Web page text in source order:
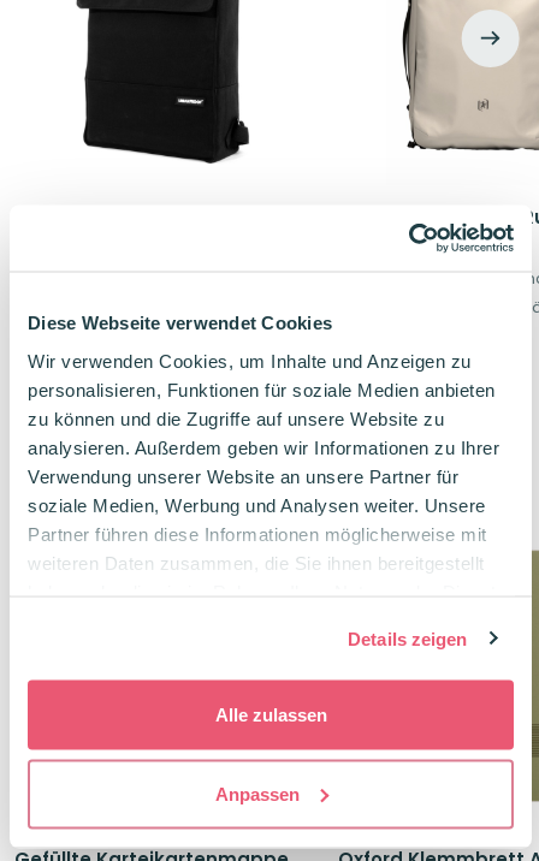
Diese Webseite verwendet Cookies
Wir verwenden Cookies, um Inhalte und Anzeigen zu
personalisieren, Funktionen für soziale Medien anbieten
zu können und die Zugriffe auf unsere Website zu
analysieren. Außerdem geben wir Informationen zu Ihrer
Verwendung unserer Website an unsere Partner für
soziale Medien, Werbung und Analysen weiter. Unsere
Partner führen diese Informationen möglicherweise mit
weiteren Daten zusammen, die Sie ihnen bereitgestellt
Details zeigen
Alle zulassen
Anpassen
59,99€
Oxford Weekender
ideal für Uni &
außen klein, innen
71,07€
Verwandte Produkte
Package Deal
-8%